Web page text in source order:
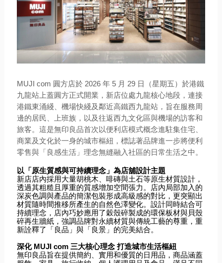
MUJI com 圓方店於 2026 年 5 月 29 日（星期五）於港鐵
九龍站上蓋圓方正式開業，新店位處九龍核心地段，連接
港鐵東涌綫、機場快綫及鄰近高鐵西九龍站，旨在服務周
邊的居民、上班族，以及往返西九文化區與機場的訪客和
旅客。這是無印良品首次以便利店模式概念進駐集住宅、
商業及文化於一身的城市樞紐，標誌著品牌進一步將便利
零售與「良感生活」理念無縫融入社區的日常生活之中。
以「原生質感與可持續理念」為店舖設計主題
新店店內採用大量胡桃木、啡磚與土石等原生材質設計，
透過其粗糙且厚重的質感增加空間張力。店內局部加入的
深炭色調與產品的簡潔包裝形成高級感的對比，更突顯出
材質隨時間推移所產生的自然色澤變化。設計同時結合可
持續理念，店內巧妙應用了穀殼碎製成的環保板材與貝殼
碎再生牆紙，強調品牌對永續材質與傳統工藝的尊重，重
新詮釋了「良品」與「良景」的完美結合。
深化 MUJI com 三大核心理念 打造城市生活樞紐
無印良品旨在提供簡約、實用和優質的日用品，商品涵蓋